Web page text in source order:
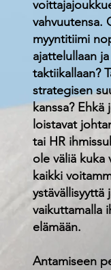
vahvuutensa.
myyntitiimi
ajattelullaan
taktiikallaan?
strategisen
kanssa? Ehkä
loistavat
tai HR
ole väliä kuka
kaikki
ystävällisyyttä
vaikuttamalla
elämään.
Antamiseen